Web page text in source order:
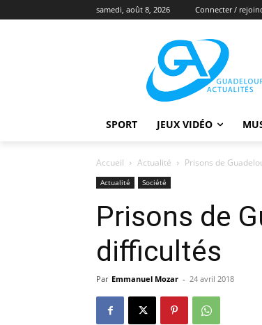
samedi, août 8, 2026 Connecter /
SPORT JEUX VIDÉO
Accueil Actualité Prisons de
Actualité Société
Prisons de
difficultés
Par Emmanuel Mozar - 24 avril 2018